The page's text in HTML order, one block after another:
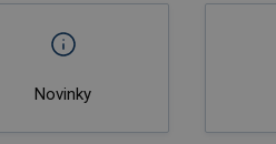
Novinky